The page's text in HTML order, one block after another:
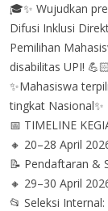
🎓✨ Wujudkan
Difusi Inklusi
Pemilihan
disabilitas UPI!
✨Mahasiswa
tingkat Nasional✨
📅 TIMELINE
🔸 20–28 April
📝 Pendaftaran &
🔸 29–30 April
📂 Seleksi